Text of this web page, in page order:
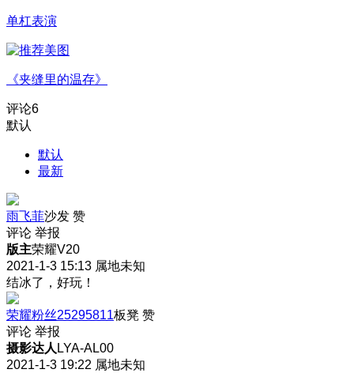
单杠表演
《夹缝里的温存》
评论6
默认
默认
最新
雨飞菲沙发 赞
评论 举报
版主荣耀V20
2021-1-3 15:13 属地未知
结冰了，好玩！
荣耀粉丝25295811板凳 赞
评论 举报
摄影达人 LYA-AL00
2021-1-3 19:22 属地未知